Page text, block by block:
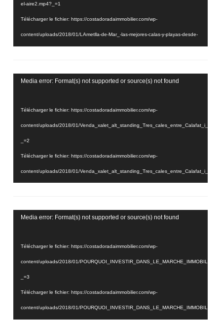
el-aire2.mp4?_=1
Télécharger le fichier: https://costadoradaimmobilier.com/wp-
content/uploads/2018/01/LAmetlla-de-Mar_-las-mejores-calas-y-playas-desde-
Lecteur
Media error: Format(s) not supported or source(s) not found
Télécharger le fichier: https://costadoradaimmobilier.com/wp-
content/uploads/2018/01/
_=2
Télécharger le fichier: https://costadoradaimmobilier.com/wp-
content/uploads/2018/01/
Lecteur
Media error: Format(s) not supported or source(s) not found
Télécharger le fichier: https://costadoradaimmobilier.com/wp-
content/uploads/2018/01/
_=3
Télécharger le fichier: https://costadoradaimmobilier.com/wp-
content/uploads/2018/01/